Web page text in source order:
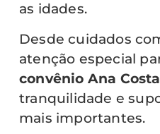
as idades.
Desde cuidados
atenção especial
convênio Ana Costa
tranquilidade e
mais importantes.